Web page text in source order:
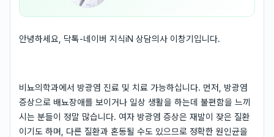
안녕하세요, 닥톡-네이버 지식iN 상담의사 이창기입니다.
비뇨의학과에서 방광염 진료 및 치료 가능하십니다. 먼저, 방광염
증상으로 배뇨장애를 보이거나 일상 생활을 하는데 불편함을 느끼
시는 분들이 정말 많습니다. 여자 방광염 증상은 재발이 잦은 질환
이기도 하며, 다른 질환과 혼동될 수도 있으므로 정확한 원인균을